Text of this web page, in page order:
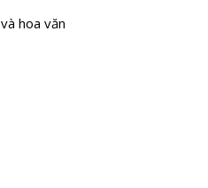
hoa văn